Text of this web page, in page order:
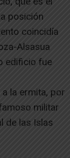
posición
coincidía
Alsasua
edificio fue
la ermita, por
militar
de las Islas